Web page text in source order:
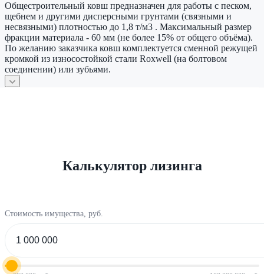
Общестроительный ковш предназначен для работы с песком,
щебнем и другими дисперсными грунтами (связными и
несвязными) плотностью до 1,8 т/м3 . Максимальный размер
фракции материала - 60 мм (не более 15% от общего объёма).
По желанию заказчика ковш комплектуется сменной режущей
кромкой из износостойкой стали Roxwell (на болтовом
соединении) или зубьями.
Калькулятор лизинга
Стоимость имущества, руб.